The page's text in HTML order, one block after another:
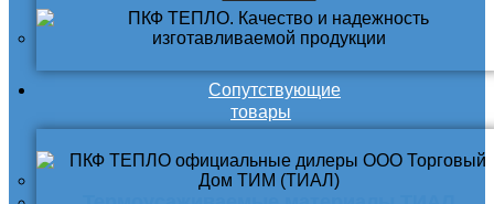
Сопутствующие
товары